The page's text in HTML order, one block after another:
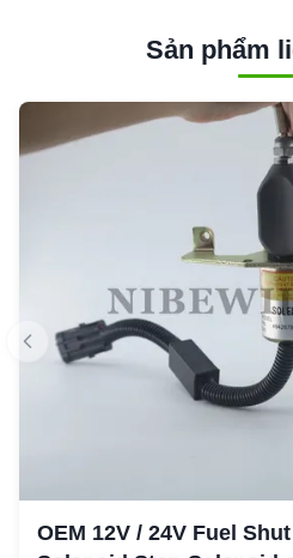
Sản phẩm
OEM 12V / 24V Fuel